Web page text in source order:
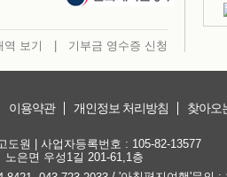
역 보기 기부금 영수증 신청
이용약관 개인정보 처리방침 찾아오
도원 | 사업자등록번호 : 105-82-13577
은면 우성1길 201-61,1층